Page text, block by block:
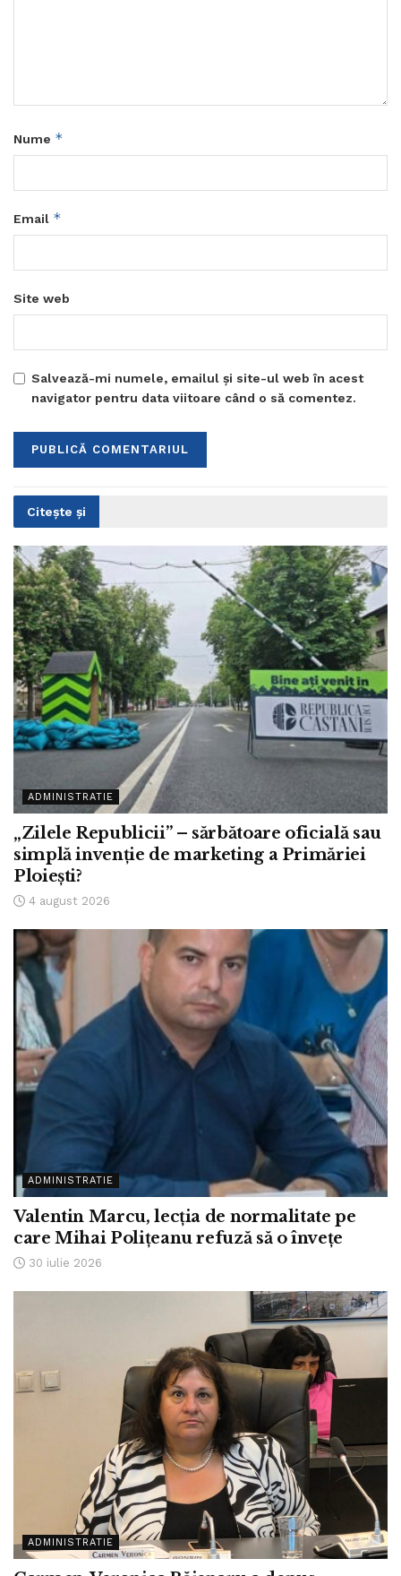
Nume *
Email *
Site web
Salvează-mi numele, emailul și site-ul web în acest
navigator pentru data viitoare când o să comentez.
Citește și
ADMINISTRATIE
„Zilele Republicii” – sărbătoare oficială sau
simplă invenție de marketing a Primăriei
Ploiești?
4 august 2026
ADMINISTRATIE
Valentin Marcu, lecția de normalitate pe
care Mihai Polițeanu refuză să o învețe
30 iulie 2026
ADMINISTRATIE